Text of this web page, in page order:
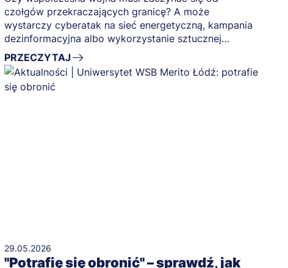
czołgów przekraczających granicę? A może
wystarczy cyberatak na sieć energetyczną, kampania
dezinformacyjna albo wykorzystanie sztucznej
inteligencji do manipulowania opinią publiczną?
PRZECZYTAJ
29.05.2026
"Potrafię się obronić" – sprawdź, jak